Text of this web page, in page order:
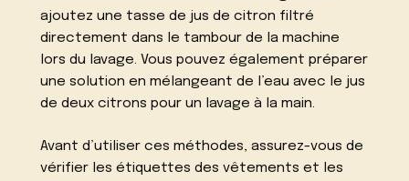
ajoutez une tasse de jus de citron filtré
directement dans le tambour de la machine
lors du lavage. Vous pouvez également préparer
une solution en mélangeant de l’eau avec le jus
de deux citrons pour un lavage à la main.
Avant d’utiliser ces méthodes, assurez-vous de
vérifier les étiquettes des vêtements et les